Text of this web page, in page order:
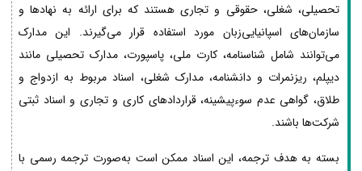
تحصیلی، شغلی، حقوقی و تجاری هستند که برای ارائه به نهادها و
سازمان‌های اسپانیایی‌زبان مورد استفاده قرار می‌گیرند. این مدارک
می‌توانند شامل شناسنامه، کارت ملی، پاسپورت، مدارک تحصیلی مانند
دیپلم، ریزنمرات و دانشنامه، مدارک شغلی، اسناد مربوط به ازدواج و
طلاق، گواهی عدم سوءپیشینه، قراردادهای کاری و تجاری و اسناد ثبتی
شرکت‌ها باشند.
بسته به هدف ترجمه، این اسناد ممکن است به‌صورت ترجمه رسمی با